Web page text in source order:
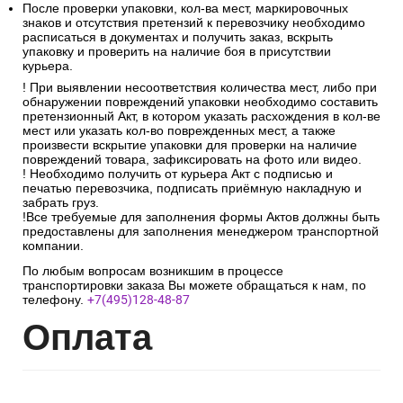
После проверки упаковки, кол-ва мест, маркировочных
знаков и отсутствия претензий к перевозчику необходимо
расписаться в документах и получить заказ, вскрыть
упаковку и проверить на наличие боя в присутствии
курьера.
! При выявлении несоответствия количества мест, либо при
обнаружении повреждений упаковки необходимо составить
претензионный Акт, в котором указать расхождения в кол-ве
мест или указать кол-во поврежденных мест, а также
произвести вскрытие упаковки для проверки на наличие
повреждений товара, зафиксировать на фото или видео.
! Необходимо получить от курьера Акт с подписью и
печатью перевозчика, подписать приёмную накладную и
забрать груз.
!Все требуемые для заполнения формы Актов должны быть
предоставлены для заполнения менеджером транспортной
компании.
По любым вопросам возникшим в процессе
транспортировки заказа Вы можете обращаться к нам, по
телефону. +7(495)128-48-87
Оплата